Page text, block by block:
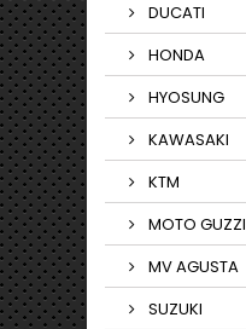
DUCATI
HONDA
HYOSUNG
KAWASAKI
KTM
MOTO GUZZI
MV AGUSTA
SUZUKI